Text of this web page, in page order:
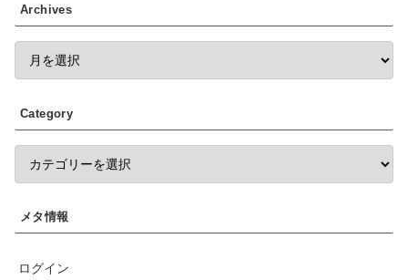
Archives
Category
メタ情報
ログイン